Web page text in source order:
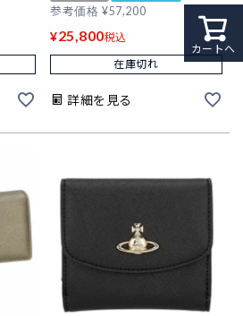
参考価格 ¥57,200
¥25,800税込
在庫切れ
詳細を見る
カートへ